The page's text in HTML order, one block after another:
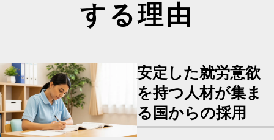
する理由
安定した就労意欲
を持つ 人材が集ま
る国からの採用